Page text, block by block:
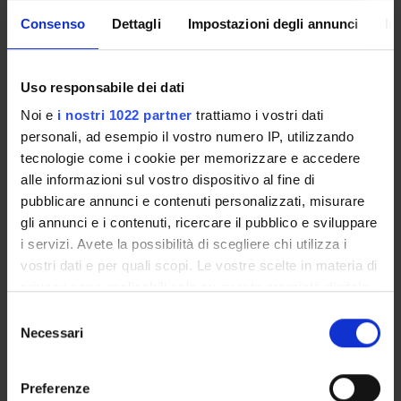
Consenso Dettagli Impostazioni degli annunci
Uso responsabile dei dati
Noi e i nostri 1022 partner trattiamo i vostri dati
personali, ad esempio il vostro numero IP, utilizzando
tecnologie come i cookie per memorizzare e accedere
alle informazioni sul vostro dispositivo al fine di
pubblicare annunci e contenuti personalizzati, misurare
gli annunci e i contenuti, ricercare il pubblico e sviluppare
i servizi. Avete la possibilità di scegliere chi utilizza i
vostri dati e per quali scopi. Le vostre scelte in materia di
modificare o revocare il proprio consenso in qualsiasi
momento dalla Dichiarazione sui cookie o facendo clic
delNecessari
Preferenze
Piani didattici
Bacheca avvisi
Organi collegiali e di governo
Rete formativa
Servizio Studenti Internazionali
OFFERTA FORMATIVA
CORSI DI LAUREA
CORSI DI LAUREA MAGISTRALE